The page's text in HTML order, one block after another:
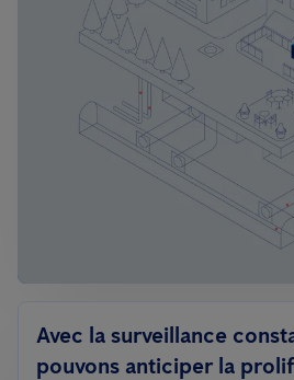
Avec la surveillance
pouvons anticiper la